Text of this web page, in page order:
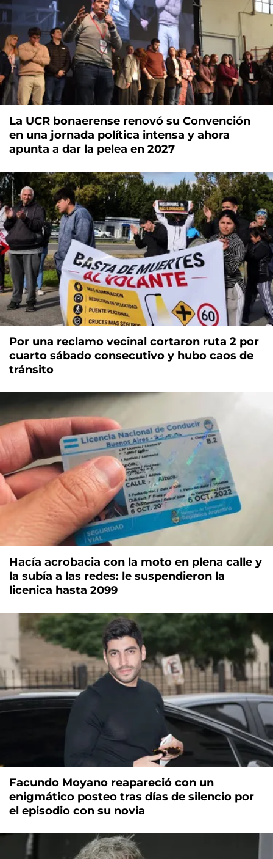
La UCR bonaerense renovó su Convención
en una jornada política intensa y ahora
apunta a dar la pelea en 2027
Por una reclamo vecinal cortaron ruta 2 por
cuarto sábado consecutivo y hubo caos de
tránsito
Hacía acrobacia con la moto en plena calle y
la subía a las redes: le suspendieron la
licenica hasta 2099
Facundo Moyano reapareció con un
enigmático posteo tras días de silencio por
el episodio con su novia